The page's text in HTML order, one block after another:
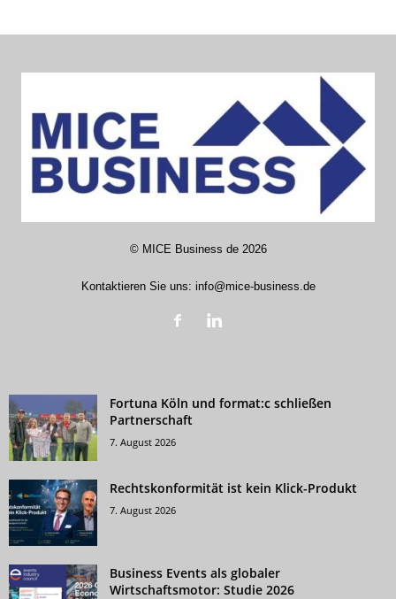
© MICE Business de2026
Kontaktieren Sie uns: info@mice-business.de
Fortuna Köln und format:c schließen
Partnerschaft
7. August 2026
Rechtskonformität ist kein Klick-Produkt
7. August 2026
Business Events als globaler
Wirtschaftsmotor: Studie 2026